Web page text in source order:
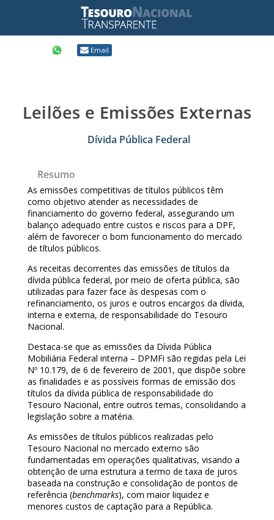
CompartilharEmail
Leilões e Emissões Externas
Dívida Pública Federal
Resumo
As emissões competitivas de títulos públicos têm
como objetivo atender as necessidades de
financiamento do governo federal, assegurando um
balanço adequado entre custos e riscos para a DPF,
além de favorecer o bom funcionamento do mercado
de títulos públicos.
As receitas decorrentes das emissões de títulos da
dívida pública federal, por meio de oferta pública, são
utilizadas para fazer face às despesas com o
refinanciamento, os juros e outros encargos da dívida,
interna e externa, de responsabilidade do Tesouro
Nacional.
Destaca-se que as emissões da Dívida Pública
Mobiliária Federal interna – DPMFi são regidas pela Lei
Nº 10.179, de 6 de fevereiro de 2001, que dispõe sobre
as finalidades e as possíveis formas de emissão dos
títulos da dívida pública de responsabilidade do
Tesouro Nacional, entre outros temas, consolidando a
legislação sobre a matéria.
As emissões de títulos públicos realizadas pelo
Tesouro Nacional no mercado externo são
fundamentadas em operações qualitativas, visando a
obtenção de uma estrutura a termo de taxa de juros
baseada na construção e consolidação de pontos de
referência (benchmarks), com maior liquidez e
menores custos de captação para a República.